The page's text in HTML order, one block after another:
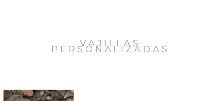
VAJILLAS
PERSONALIZADAS